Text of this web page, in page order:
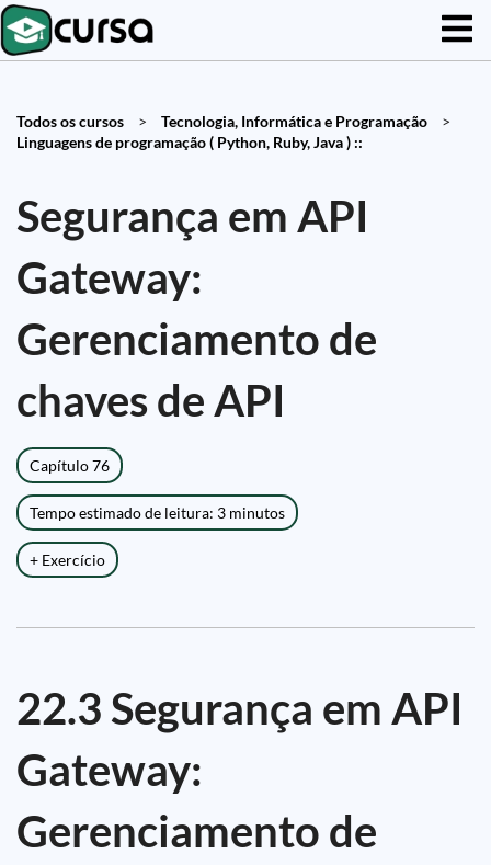
Todos os cursos > Tecnologia, Informática e Programação
>
Linguagens de programação ( Python, Ruby, Java ) ::
Segurança em API
Gateway:
Gerenciamento de
chaves de API
Capítulo 76
Tempo estimado de leitura: 3 minutos
+ Exercício
22.3 Segurança em API
Gateway:
Gerenciamento de